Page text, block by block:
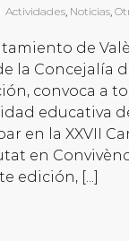
Actividades, Noticias,
de
la Concejalía
convoca a
educativa
en la XXVII
en
edición, [...]